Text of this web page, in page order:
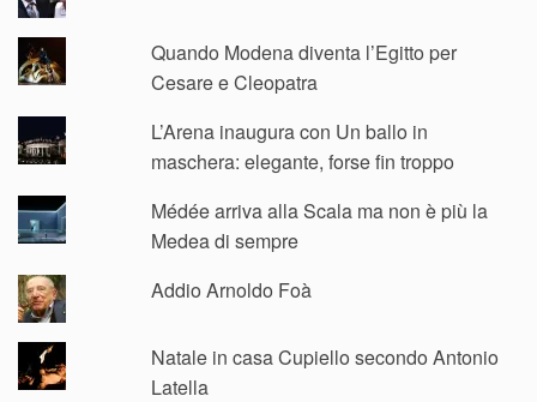
Quando Modena diventa l’Egitto per
Cesare e Cleopatra
L’Arena inaugura con Un ballo in
maschera: elegante, forse fin troppo
Médée arriva alla Scala ma non è più la
Medea di sempre
Addio Arnoldo Foà
Natale in casa Cupiello secondo Antonio
Latella